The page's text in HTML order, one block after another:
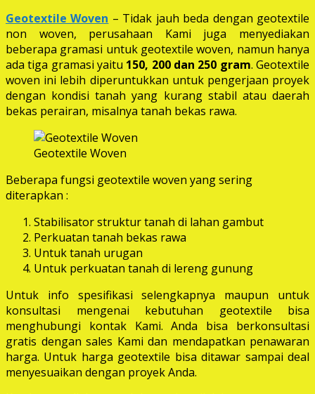
Geotextile Woven – Tidak jauh beda dengan geotextile
non woven, perusahaan Kami juga menyediakan
beberapa gramasi untuk geotextile woven, namun hanya
ada tiga gramasi yaitu 150, 200 dan 250 gram. Geotextile
woven ini lebih diperuntukkan untuk pengerjaan proyek
dengan kondisi tanah yang kurang stabil atau daerah
bekas perairan, misalnya tanah bekas rawa.
Geotextile Woven
Beberapa fungsi geotextile woven yang sering
diterapkan :
Stabilisator struktur tanah di lahan gambut
Perkuatan tanah bekas rawa
Untuk tanah urugan
Untuk perkuatan tanah di lereng gunung
Untuk info spesifikasi selengkapnya maupun untuk
konsultasi mengenai kebutuhan geotextile bisa
menghubungi kontak Kami. Anda bisa berkonsultasi
gratis dengan sales Kami dan mendapatkan penawaran
harga. Untuk harga geotextile bisa ditawar sampai deal
menyesuaikan dengan proyek Anda.